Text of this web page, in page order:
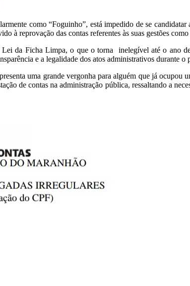
como “Foguinho”, está impedido de se
reprovação das contas referentes às suas gestões
da Ficha Limpa, o que o torna inelegível até o ano
e a legalidade dos atos administrativos durante o
uma grande vergonha para alguém que já ocupou
de contas na administração pública, ressaltando a